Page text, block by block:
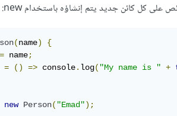
(name)
{
= name;
= () => console. log( "My name is " +
new Person( "Emad");